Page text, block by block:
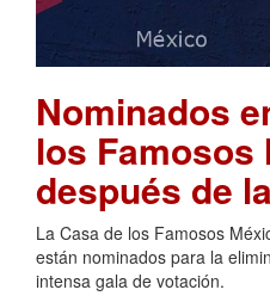
Nominados
los Famosos
después de
La Casa de los Famosos
están nominados para la
intensa gala de votación.